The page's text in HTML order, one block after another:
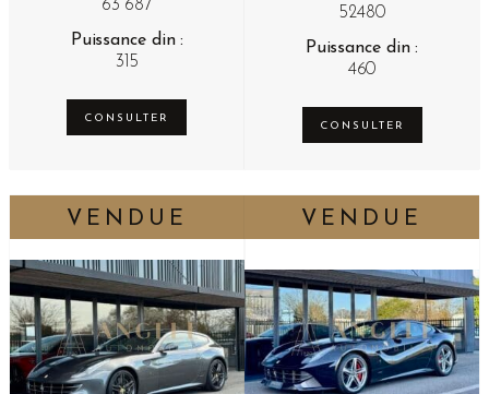
63 687
Puissance din :
315
CONSULTER
52480
Puissance din :
460
CONSULTER